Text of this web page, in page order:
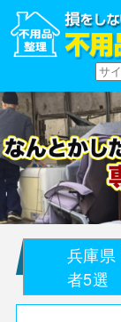
兵庫県
者5選